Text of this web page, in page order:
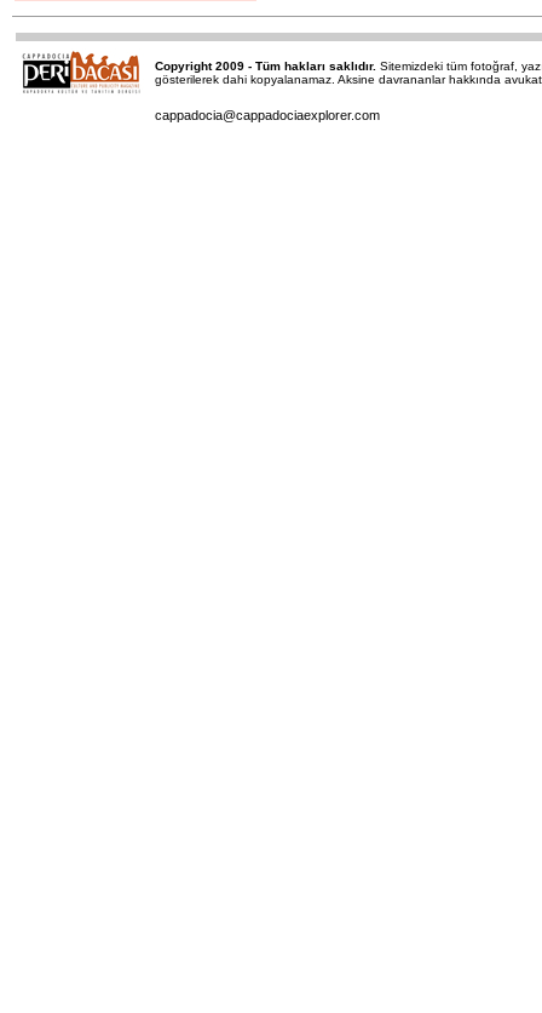
Copyright 2009 - Tüm hakları saklıdır. Sitemizdeki tüm fotoğraf,
gösterilerek dahi kopyalanamaz. Aksine davrananlar hakkında
cappadocia@cappadociaexplorer.com